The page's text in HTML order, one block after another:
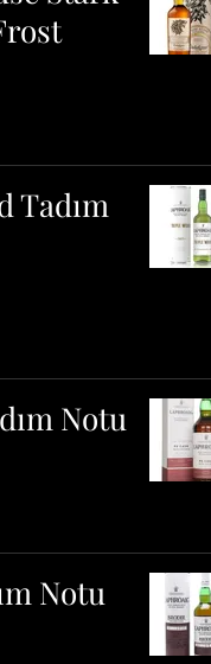
Tadım
Notu
Notu